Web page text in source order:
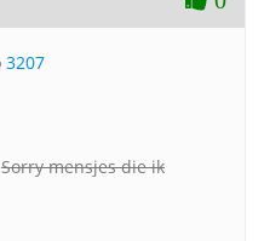
3207
Sorry mensjes die ik